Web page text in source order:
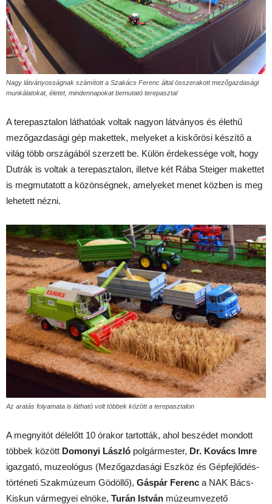
Nagy látványosságnak számított a Szakács Ferenc által összerakott mezőgazdasági
munkálatokat, életet, mindennapokat bemutató terepasztal
A terepasztalon láthatóak voltak nagyon látványos és élethű
mezőgazdasági gép makettek, melyeket a kiskőrösi készítő a
világ több országából szerzett be. Külön érdekessége volt, hogy
Dutrák is voltak a terepasztalon, illetve két Rába Steiger makettet
is megmutatott a közönségnek, amelyeket menet közben is meg
lehetett nézni.
Az aratás folyamata is látható volt többek között a terepasztalon
A megnyitót délelőtt 10 órakor tartották, ahol beszédet mondott
többek között Domonyi László polgármester, Dr. Kovács Imre
igazgató, muzeológus (Mezőgazdasági Eszköz és Gépfejlődés-
történeti Szakmúzeum Gödöllő), Gáspár Ferenc a NAK Bács-
Kiskun vármegyei elnöke, Turán István múzeumvezető